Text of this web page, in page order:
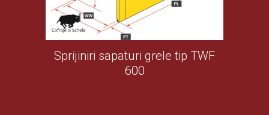
Sprijiniri sapaturi grele tip TWF
600